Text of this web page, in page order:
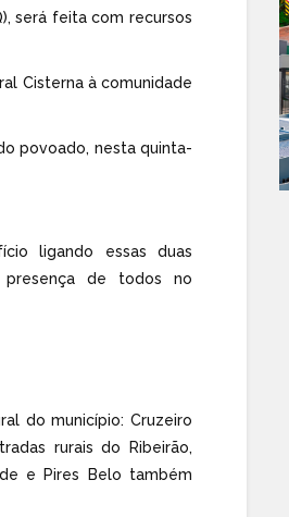
será feita com recursos
Cisterna à comunidade
povoado, nesta quinta-
ligando essas duas
presença de todos no
do município: Cruzeiro
rurais do Ribeirão,
e Pires Belo também